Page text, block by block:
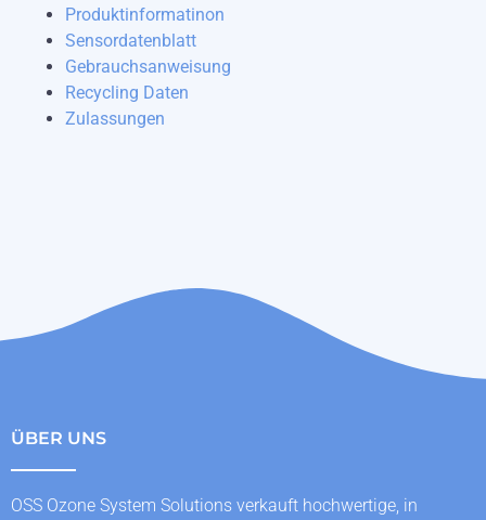
Produktinformatinon
Sensordatenblatt
Gebrauchsanweisung
Recycling Daten
Zulassungen
ÜBER UNS
OSS Ozone System Solutions verkauft hochwertige, in